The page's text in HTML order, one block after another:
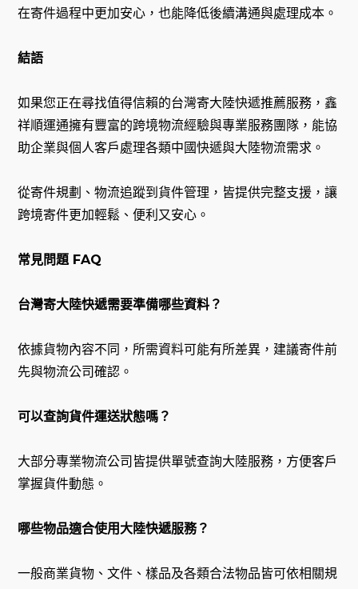
在寄件過程中更加安心，也能降低後續溝通與處理成本。
結語
如果您正在尋找值得信賴的台灣寄大陸快遞推薦服務，鑫
祥順運通擁有豐富的跨境物流經驗與專業服務團隊，能協
助企業與個人客戶處理各類中國快遞與大陸物流需求。
從寄件規劃、物流追蹤到貨件管理，皆提供完整支援，讓
跨境寄件更加輕鬆、便利又安心。
常見問題 FAQ
台灣寄大陸快遞需要準備哪些資料？
依據貨物內容不同，所需資料可能有所差異，建議寄件前
先與物流公司確認。
可以查詢貨件運送狀態嗎？
大部分專業物流公司皆提供單號查詢大陸服務，方便客戶
掌握貨件動態。
哪些物品適合使用大陸快遞服務？
一般商業貨物、文件、樣品及各類合法物品皆可依相關規